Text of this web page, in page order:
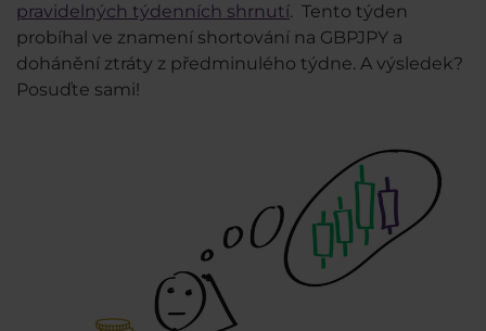
pravidelných týdenních shrnutí. Tento týden
probíhal ve znamení shortování na GBPJPY a
dohánění ztráty z předminulého týdne. A výsledek?
Posuďte sami!